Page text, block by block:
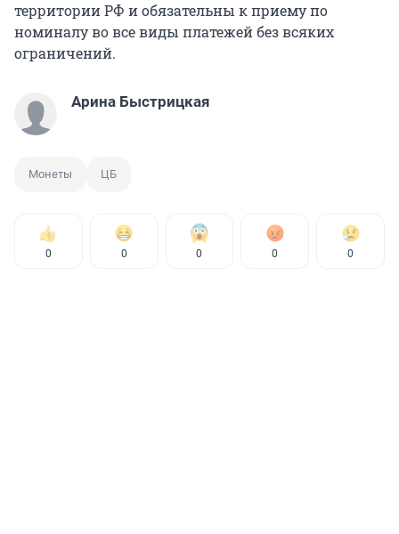
территории РФ и обязательны к приему по
номиналу во все виды платежей без всяких
ограничений.
Арина Быстрицкая
Монеты ЦБ
0 0 0 0 0